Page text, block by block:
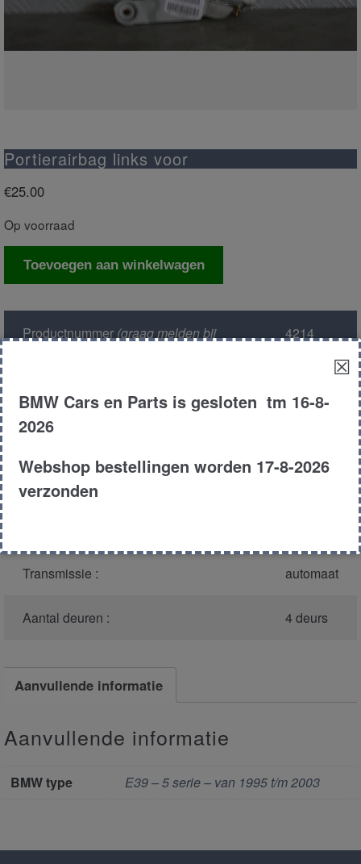
Portierairbag links voor
€25.00
Op voorraad
Portierairbag
Toevoegen aan winkelwagen
Productnummer(graag melden bij
4214
Model : E39
Type :
Transmissie : automaat
Aantal deuren : 4 deurs
Aanvullende informatie
Aanvullende informatie
BMW type E39 – 5 serie – van 1995 t/m 2003
☒
BMW Cars en Parts is gesloten tm 16-8-
2026
Webshop bestellingen worden 17-8-2026
verzonden